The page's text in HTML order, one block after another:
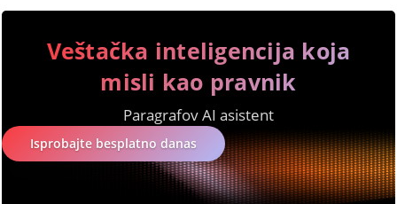
Veštačka inteligencija koja
misli kao pravnik
Paragrafov AI asistent
Isprobajte besplatno danas